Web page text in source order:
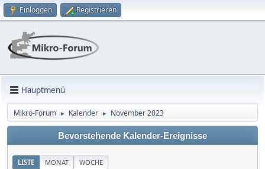
Einloggen Registrieren
Hauptmenü
Mikro-Forum ► Kalender ► November 2023
Bevorstehende Kalender-Ereignisse
LISTE MONAT WOCHE